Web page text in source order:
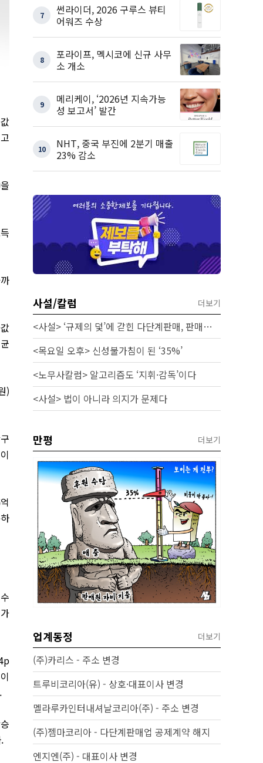
)
7
썬라이더, 2026 구루스 뷰티
어워즈 수상
8
포라이프, 멕시코에 신규 사무
소 개소
9
메리케이, ‘2026년 지속가능
성 보고서’ 발간
10
NHT, 중국 부진에 2분기 매출
23% 감소
사설/칼럼 더보기
<사설> ‘규제의 덫’에 갇힌 다단계판매, 판매원 보호 시급하다
<목요일 오후> 신성불가침이 된 ‘35%’
<노무사칼럼> 알고리즘도 ‘지휘·감독’이다
<사설> 법이 아니라 의지가 문제다
만평 더보기
업계동정 더보기
(주)카리스 - 주소 변경
트루비코리아(유) - 상호·대표이사 변경
멜라루카인터내셔날코리아(주) - 주소 변경
(주)젬마코리아 - 다단계판매업 공제계약 해지
엔지엔(주) - 대표이사 변경